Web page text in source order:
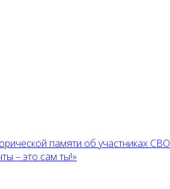
памяти об участниках СВО
– это сам ты!»